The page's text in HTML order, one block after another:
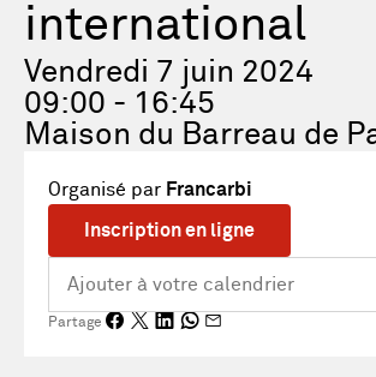
international
Vendredi 7 juin 2024
09:00 - 16:45
Maison du Barreau de
Organisé par Francarbi
Inscription en ligne
Partage